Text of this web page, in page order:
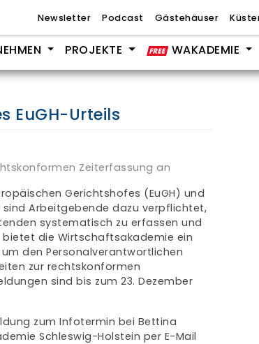
Newsletter Podcast Gästehäuser
PROJEKTE WAKADEMIE
EuGH-Urteils
Zeiterfassung an
Gerichtshofes (EuGH) und
Arbeitgebende dazu verpflichtet,
systematisch zu erfassen und
bietet die Wirtschaftsakademie ein
den Personalverantwortlichen
zur rechtskonformen
sind bis zum 23. Dezember
zum Infotermin bei Bettina
Schleswig-Holstein per E-Mail